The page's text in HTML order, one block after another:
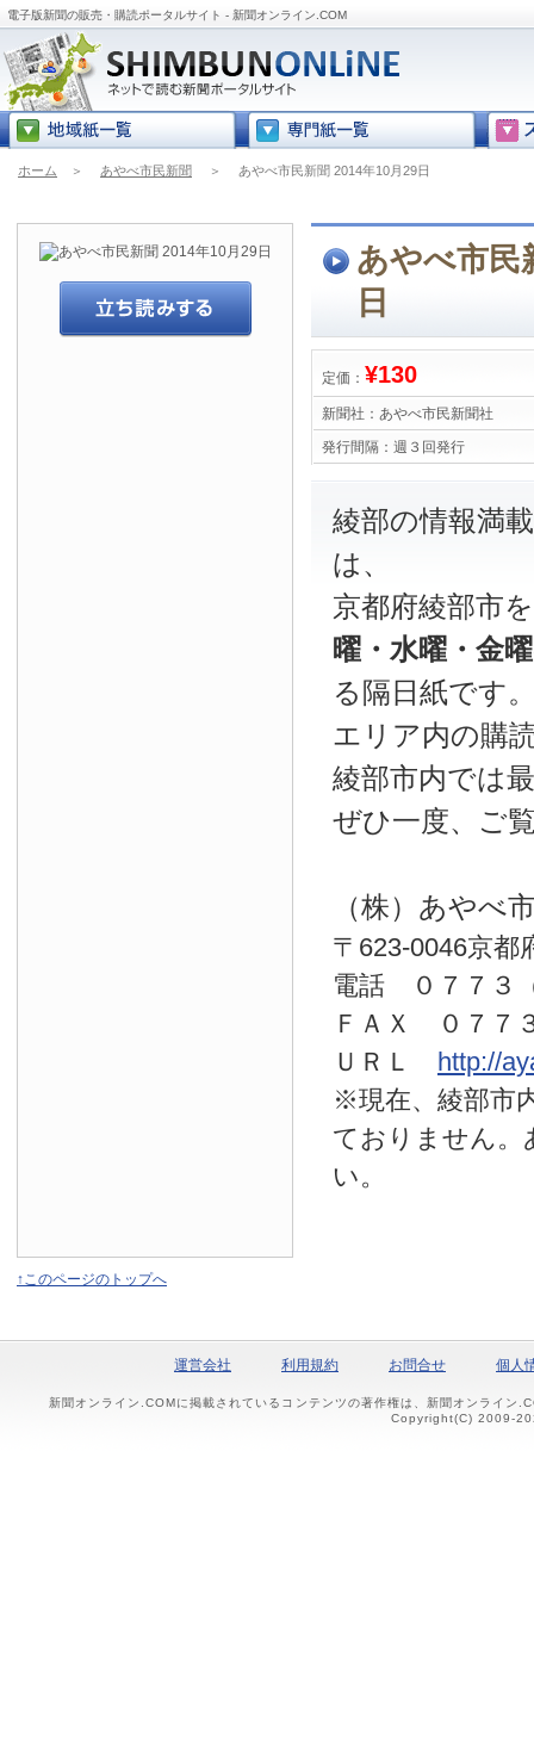
電子版新聞の販売・購読ポータルサイト - 新聞オンライン.COM
ホーム ＞ あやべ市民新聞 ＞ あやべ市民新聞 2014年10月29日
あやべ市民
日
定価： ¥130
新聞社： あやべ市民新聞社
発行間隔： 週３回発行
綾部の情報
は、
京都府綾部市
曜・水曜・金
る隔日紙です
エリア内の購
綾部市内では
ぜひ一度、ご
（株）あやべ
〒623-0046京都
電話 ０７７
ＦＡＸ ０７７
ＵＲＬ http://
※現在、綾部市
ておりません。
い。
↑このページのトップへ
運営会社 利用規約 お問合せ 個人
新聞オンライン.COMに掲載されているコンテンツの著作権は、新聞オンライン
Copyright(C) 2009-